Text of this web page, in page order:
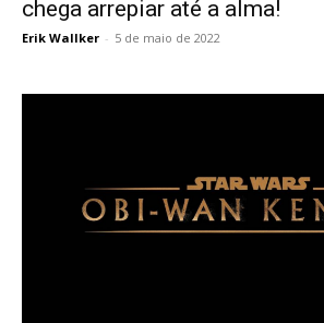
chega arrepiar até a alma!
Erik Wallker - 5 de maio de 2022